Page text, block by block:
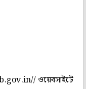
ওয়েবসাইটে